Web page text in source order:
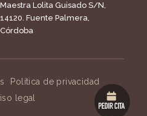
Maestra Lolita Guisado S/N,
14120. Fuente Palmera,
Córdoba
Política de privacidad
legal